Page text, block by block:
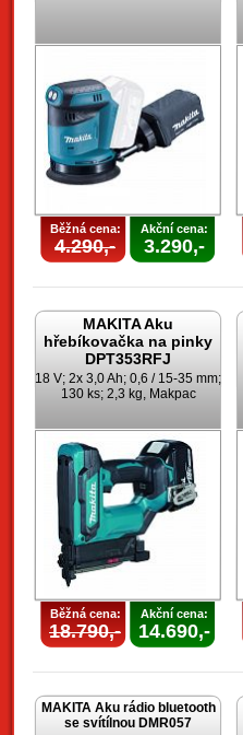
Běžná cena:
4.290,-
Akční cena:
3.290,-
MAKITA Aku
hřebíkovačka na pinky
DPT353RFJ
18 V; 2x 3,0 Ah; 0,6 / 15-35 mm;
130 ks; 2,3 kg, Makpac
Běžná cena:
18.790,-
Akční cena:
14.690,-
MAKITA Aku rádio bluetooth
se svítílnou DMR057